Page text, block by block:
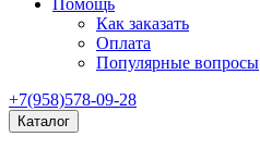
Помощь
Как заказать
Оплата
Популярные вопросы
+7(958)578-09-28
Каталог